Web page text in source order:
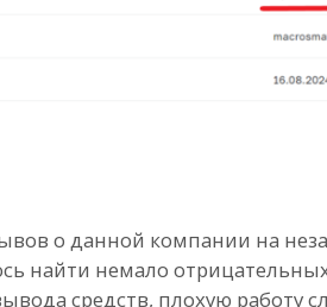
о данной компании на
найти немало
средств, плохую работу